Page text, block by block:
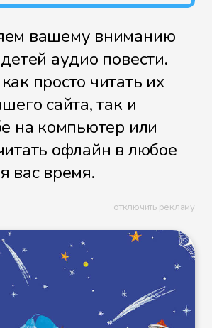
вашему вниманию
аудио повести.
просто читать их
сайта, так и
на компьютер или
офлайн в любое
вас время.
отключить рекламу